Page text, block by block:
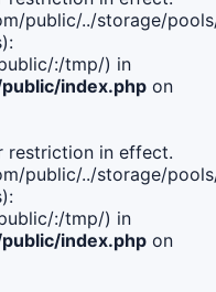
public/../storage/
:/tmp/) in
index.php on
restriction in effect.
public/../storage/
:/tmp/) in
index.php on